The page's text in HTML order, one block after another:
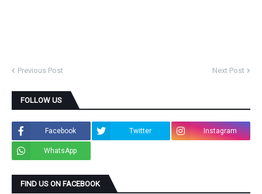
Previous Post Next Post
FOLLOW US
Facebook Twitter Instagram
WhatsApp
FIND US ON FACEBOOK